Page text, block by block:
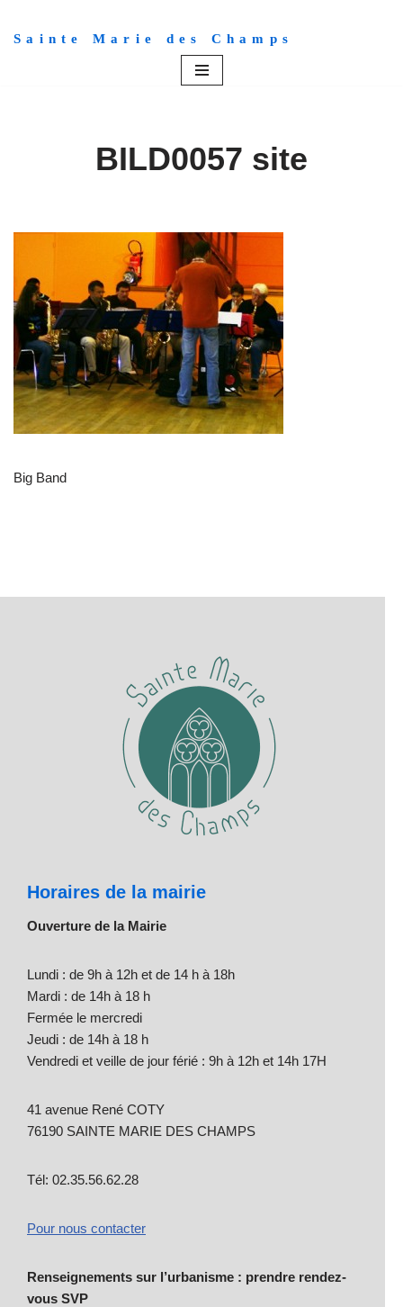
Aller
Sainte Marie des Champs
BILD0057 site
Big Band
Horaires de la mairie
Ouverture de la Mairie
Lundi : de 9h à 12h et de 14 h à 18h
Mardi : de 14h à 18 h
Fermée le mercredi
Jeudi : de 14h à 18 h
Vendredi et veille de jour férié : 9h à 12h et 14h 17H
41 avenue René COTY
76190 SAINTE MARIE DES CHAMPS
Tél: 02.35.56.62.28
Pour nous contacter
Renseignements sur l’urbanisme : prendre rendez-
vous SVP